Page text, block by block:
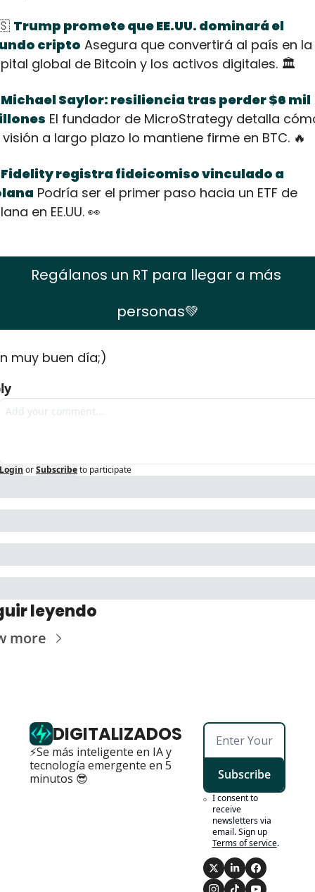
Trump promete que EE.UU. dominará el
cripto Asegura que convertirá al país en la
global de Bitcoin y los activos digitales. 🏛️
Michael Saylor: resiliencia tras perder $6 mil
El fundador de MicroStrategy detalla
a largo plazo lo mantiene firme en BTC. 🔥
Fidelity registra fideicomiso vinculado a
Podría ser el primer paso hacia un ETF de
en EE.UU. 👀
Regálanos un RT para llegar a más
personas💚
muy buen día;)
Login orSubscribeto participate
leyendo
more
DIGITALIZADOS
⚡Se más inteligente en IA y
tecnología emergente en 5
minutos 😎
Subscribe
I consent to
receive
newsletters via
email. Sign up
Terms of service.